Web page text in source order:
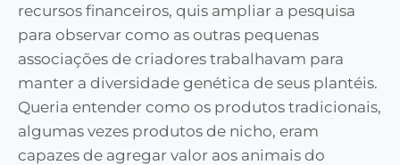
recursos financeiros, quis ampliar a pesquisa
para observar como as outras pequenas
associações de criadores trabalhavam para
manter a diversidade genética de seus plantéis.
Queria entender como os produtos tradicionais,
algumas vezes produtos de nicho, eram
capazes de agregar valor aos animais do